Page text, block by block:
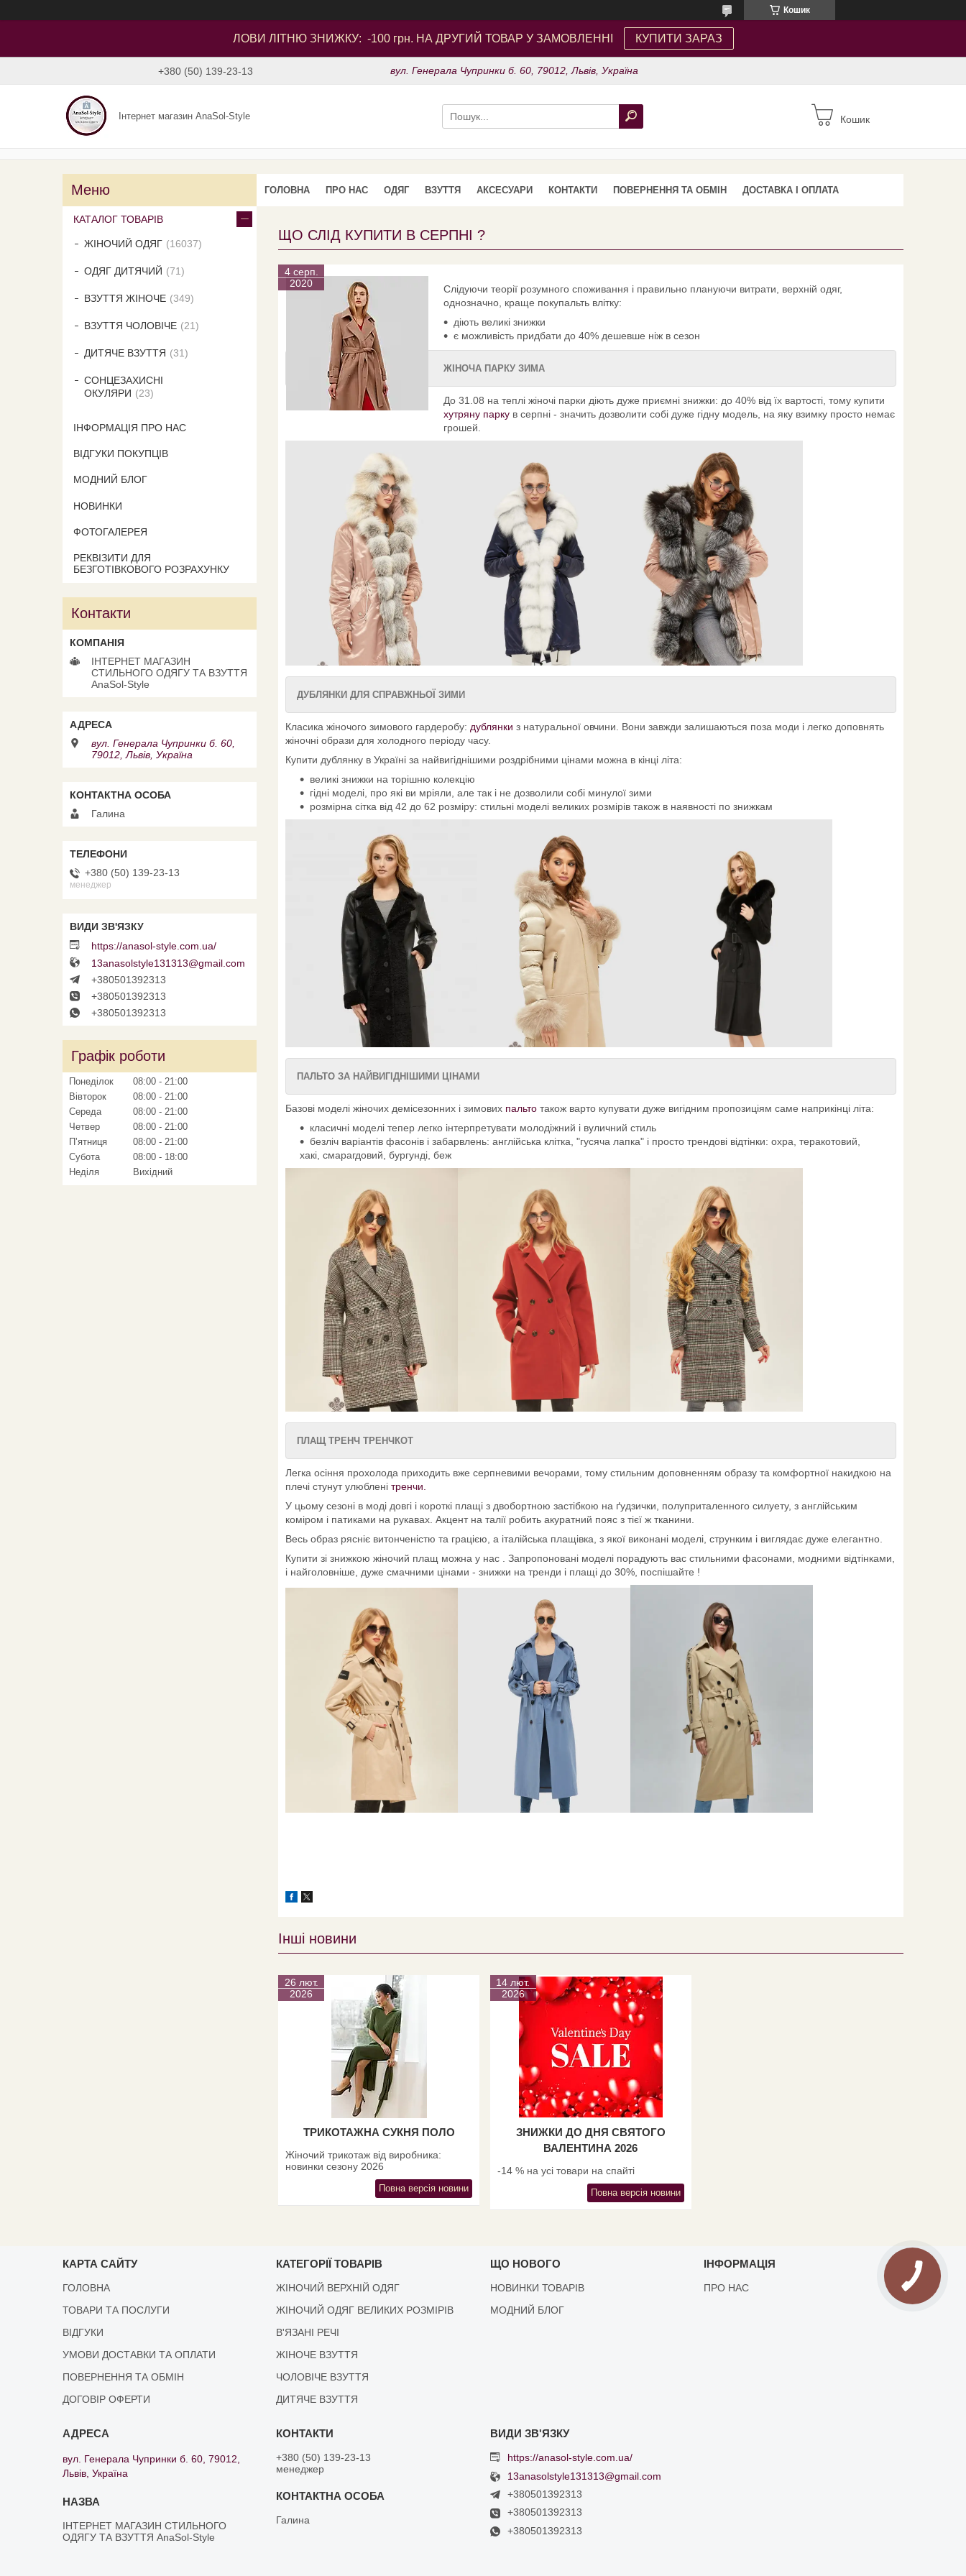
Кошик
ЛОВИ ЛІТНЮ ЗНИЖКУ: -100 грн. НА ДРУГИЙ ТОВАР У ЗАМОВЛЕННІ КУПИТИ ЗАРАЗ
+380 (50) 139-23-13 вул. Генерала Чупринки б. 60, 79012, Львів, Україна
Інтернет магазин AnaSol-Style Кошик
ГОЛОВНА ПРО НАС ОДЯГ ВЗУТТЯ АКСЕСУАРИ КОНТАКТИ ПОВЕРНЕННЯ ТА ОБМІН ДОСТАВКА І ОПЛАТА
ЩО СЛІД КУПИТИ В СЕРПНІ ?
4 серп.
2020
Слідуючи теорії розумного споживання і правильно плануючи витрати, верхній одяг,
однозначно, краще покупальть влітку:
діють великі знижки
є можливість придбати до 40% дешевше ніж в сезон
ЖІНОЧА ПАРКУ ЗИМА
До 31.08 на теплі жіночі парки діють дуже приємні знижки: до 40% від їх вартості, тому купити
хутряну парку в серпні - значить дозволити собі дуже гідну модель, на яку взимку просто немає
грошей.
ДУБЛЯНКИ ДЛЯ СПРАВЖНЬОЇ ЗИМИ
Класика жіночого зимового гардеробу: дублянки з натуральної овчини. Вони завжди залишаються поза моди і легко доповнять
жіночні образи для холодного періоду часу.
Купити дублянку в Україні за найвигіднішими роздрібними цінами можна в кінці літа:
великі знижки на торішню колекцію
гідні моделі, про які ви мріяли, але так і не дозволили собі минулої зими
розмірна сітка від 42 до 62 розміру: стильні моделі великих розмірів також в наявності по знижкам
ПАЛЬТО ЗА НАЙВИГІДНІШИМИ ЦІНАМИ
Базові моделі жіночих демісезонних і зимових пальто також варто купувати дуже вигідним пропозиціям саме наприкінці літа:
класичні моделі тепер легко інтерпретувати молодіжний і вуличний стиль
безліч варіантів фасонів і забарвлень: англійська клітка, "гусяча лапка" і просто трендові відтінки: охра, теракотовий,
хакі, смарагдовий, бургунді, беж
ПЛАЩ ТРЕНЧ ТРЕНЧКОТ
Легка осіння прохолода приходить вже серпневими вечорами, тому стильним доповненням образу та комфортної накидкою на
плечі стунут улюблені тренчи.
У цьому сезоні в моді довгі і короткі плащі з двобортною застібкою на ґудзички, полуприталенного силуету, з англійським
коміром і патиками на рукавах. Акцент на талії робить акуратний пояс з тієї ж тканини.
Весь образ рясніє витонченістю та грацією, а італійська плащівка, з якої виконані моделі, струнким і виглядає дуже елегантно.
Купити зі знижкою жіночий плащ можна у нас . Запропоновані моделі порадують вас стильними фасонами, модними відтінками,
і найголовніше, дуже смачними цінами - знижки на тренди і плащі до 30%, поспішайте !
Інші новини
26 лют.
2026
ТРИКОТАЖНА СУКНЯ ПОЛО
Жіночий трикотаж від виробника:
новинки сезону 2026
Повна версія новини
14 лют.
2026
ЗНИЖКИ ДО ДНЯ СВЯТОГО
ВАЛЕНТИНА 2026
-14 % на усі товари на спайті
Повна версія новини
КАТАЛОГ ТОВАРІВ
ЖІНОЧИЙ ОДЯГ 16037
ОДЯГ ДИТЯЧИЙ 71
ВЗУТТЯ ЖІНОЧЕ 349
ВЗУТТЯ ЧОЛОВІЧЕ 21
ДИТЯЧЕ ВЗУТТЯ 31
СОНЦЕЗАХИСНІ
ОКУЛЯРИ
23
ІНФОРМАЦІЯ ПРО НАС
ВІДГУКИ ПОКУПЦІВ
МОДНИЙ БЛОГ
НОВИНКИ
ФОТОГАЛЕРЕЯ
РЕКВІЗИТИ ДЛЯ
БЕЗГОТІВКОВОГО РОЗРАХУНКУ
Контакти
ІНТЕРНЕТ МАГАЗИН
СТИЛЬНОГО ОДЯГУ ТА ВЗУТТЯ
AnaSol-Style
вул. Генерала Чупринки б. 60,
79012, Львів, Україна
Галина
+380 (50) 139-23-13
менеджер
https://anasol-style.com.ua/
13anasolstyle131313@gmail.com
+380501392313
+380501392313
+380501392313
Графік роботи
Понеділок 08:00
21:00
Вівторок
08:00
21:00
Середа
08:00
21:00
Четвер
08:00
21:00
Пʼятниця
08:00
21:00
Субота
08:00
18:00
Неділя
Вихідний
КАРТА САЙТУ
ГОЛОВНА
ТОВАРИ ТА ПОСЛУГИ
ВІДГУКИ
УМОВИ ДОСТАВКИ ТА ОПЛАТИ
ПОВЕРНЕННЯ ТА ОБМІН
ДОГОВІР ОФЕРТИ
КАТЕГОРІЇ ТОВАРІВ
ЖІНОЧИЙ ВЕРХНІЙ ОДЯГ
ЖІНОЧИЙ ОДЯГ ВЕЛИКИХ РОЗМІРІВ
В'ЯЗАНІ РЕЧІ
ЖІНОЧЕ ВЗУТТЯ
ЧОЛОВІЧЕ ВЗУТТЯ
ДИТЯЧЕ ВЗУТТЯ
ЩО НОВОГО
НОВИНКИ ТОВАРІВ
МОДНИЙ БЛОГ
ІНФОРМАЦІЯ
ПРО НАС
вул. Генерала Чупринки б. 60, 79012,
Львів, Україна
ІНТЕРНЕТ МАГАЗИН СТИЛЬНОГО
ОДЯГУ ТА ВЗУТТЯ AnaSol-Style
+380 (50) 139-23-13
менеджер
Галина
https://anasol-style.com.ua/
13anasolstyle131313@gmail.com
+380501392313
+380501392313
+380501392313